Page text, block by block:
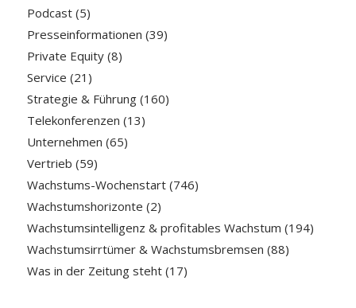
Podcast(5)
Presseinformationen (39)
Private Equity(8)
Service (21)
Strategie & Führung(160)
Telekonferenzen (13)
Unternehmen (65)
Vertrieb (59)
Wachstums-Wochenstart(746)
Wachstumshorizonte (2)
Wachstumsintelligenz & profitables Wachstum (194)
Wachstumsirrtümer & Wachstumsbremsen (88)
Was in der Zeitung steht(17)